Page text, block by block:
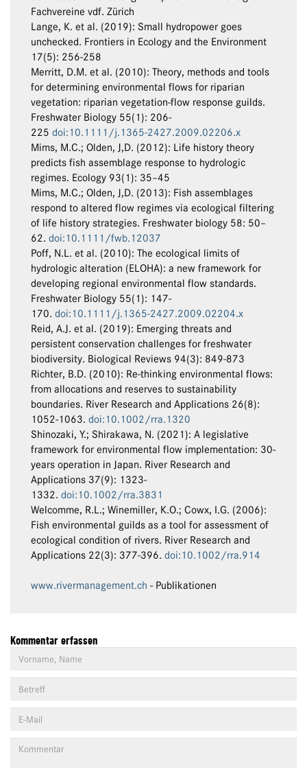
Fachvereine vdf. Zürich
Lange, K. et al. (2019): Small hydropower goes
unchecked. Frontiers in Ecology and the Environment
17(5): 256-258
Merritt, D.M. et al. (2010): Theory, methods and tools
for determining environmental flows for riparian
vegetation: riparian vegetation-flow response guilds.
Freshwater Biology 55(1): 206-
225 doi:10.1111/j.1365-2427.2009.02206.x
Mims, M.C.; Olden, J,D. (2012): Life history theory
predicts fish assemblage response to hydrologic
regimes. Ecology 93(1): 35–45
Mims, M.C.; Olden, J,D. (2013): Fish assemblages
respond to altered flow regimes via ecological filtering
of life history strategies. Freshwater biology 58: 50–
62. doi:10.1111/fwb.12037
Poff, N.L. et al. (2010): The ecological limits of
hydrologic alteration (ELOHA): a new framework for
developing regional environmental flow standards.
Freshwater Biology 55(1): 147-
170. doi:10.1111/j.1365-2427.2009.02204.x
Reid, A.J. et al. (2019): Emerging threats and
persistent conservation challenges for freshwater
biodiversity. Biological Reviews 94(3): 849-873
Richter, B.D. (2010): Re-thinking environmental flows:
from allocations and reserves to sustainability
boundaries. River Research and Applications 26(8):
1052-1063. doi:10.1002/rra.1320
Shinozaki, Y.; Shirakawa, N. (2021): A legislative
framework for environmental flow implementation: 30-
years operation in Japan. River Research and
Applications 37(9): 1323-
1332. doi:10.1002/rra.3831
Welcomme, R.L.; Winemiller, K.O.; Cowx, I.G. (2006):
Fish environmental guilds as a tool for assessment of
ecological condition of rivers. River Research and
Applications 22(3): 377-396. doi:10.1002/rra.914
www.rivermanagement.ch - Publikationen
Kommentar erfassen